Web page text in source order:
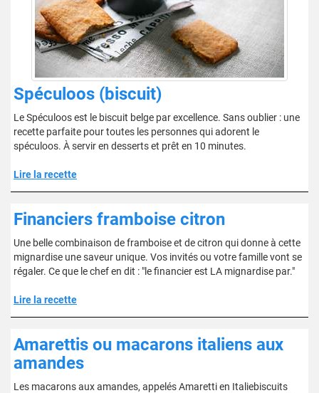
Spéculoos (biscuit)
Le Spéculoos est le biscuit belge par excellence. Sans oublier : une
recette parfaite pour toutes les personnes qui adorent le
spéculoos. À servir en desserts et prêt en 10 minutes.
Lire la recette
Financiers framboise citron
Une belle combinaison de framboise et de citron qui donne à cette
mignardise une saveur unique. Vos invités ou votre famille vont se
régaler. Ce que le chef en dit : "le financier est LA mignardise par."
Lire la recette
Amarettis ou macarons italiens aux
amandes
Les macarons aux amandes, appelés Amaretti en Italiebiscuits